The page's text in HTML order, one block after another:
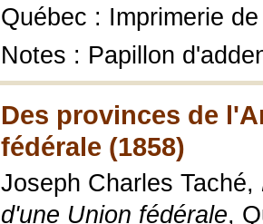
Québec : Imprimerie
Notes : Papillon
Des provinces de
fédérale (1858)
Joseph Charles Taché,
d'une Union fédérale,